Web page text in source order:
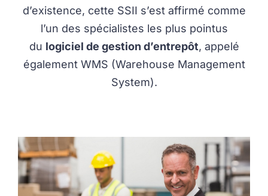
d’existence, cette SSII s’est affirmé comme
l’un des spécialistes les plus pointus
du logiciel de gestion d’entrepôt, appelé
également WMS (Warehouse Management
System).